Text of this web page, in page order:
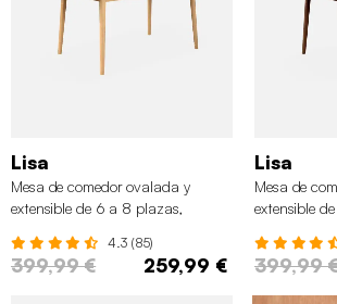
Lisa
Mesa de comedor ovalada y
extensible de 6 a 8 plazas,
4.3 (85)
399,99 € 259,99 €
Lisa
Mesa de
extensible
399,99